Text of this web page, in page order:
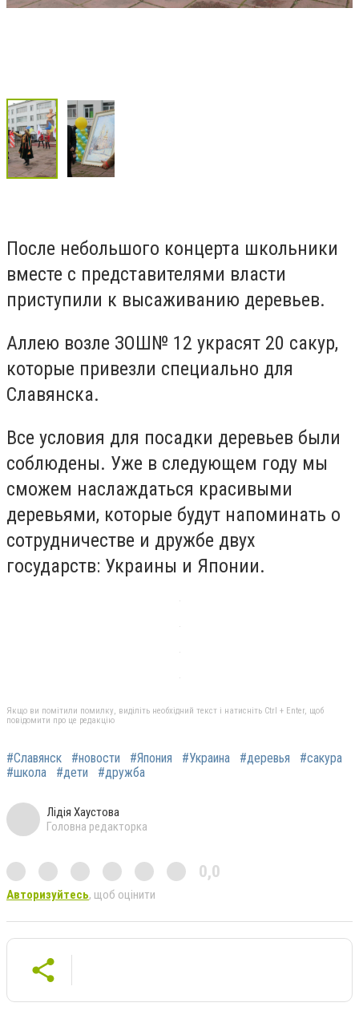
После небольшого концерта школьники
вместе с представителями власти
приступили к высаживанию деревьев.
Аллею возле ЗОШ№ 12 украсят 20 сакур,
которые привезли специально для
Славянска.
Все условия для посадки деревьев были
соблюдены. Уже в следующем году мы
сможем наслаждаться красивыми
деревьями, которые будут напоминать о
сотрудничестве и дружбе двух
государств: Украины и Японии.
Якщо ви помітили помилку, виділіть необхідний текст і натисніть Ctrl + Enter, щоб
повідомити про це редакцію
#Славянск #новости #Япония #Украина #деревья
#сакура
#школа
#дети #дружба
Лідія Хаустова
Головна редакторка
0,0
Авторизуйтесь, щоб оцінити